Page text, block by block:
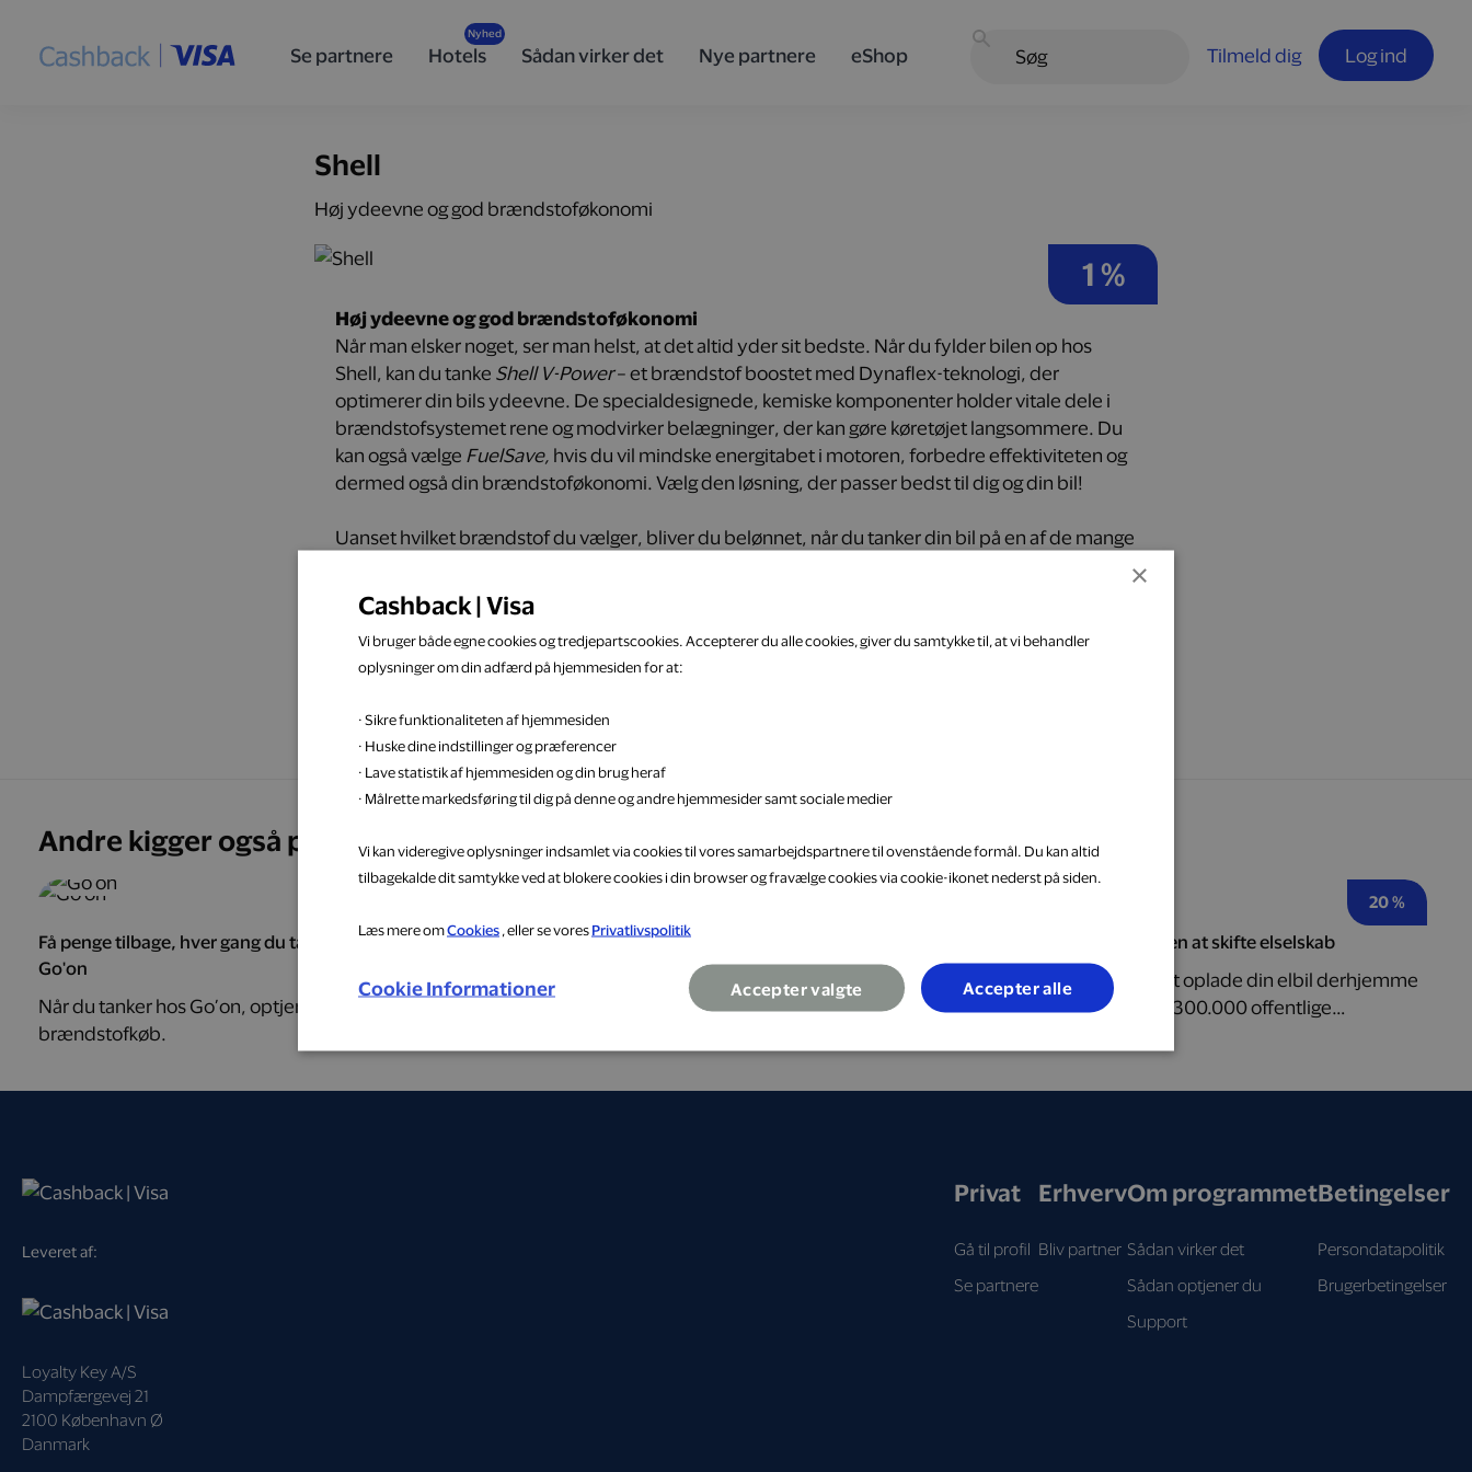
Se partnere Hotels Sådan virker det Nye partnere eShop Tilmeld dig Log ind
Shell
Høj ydeevne og god brændstoføkonomi
1 %
Høj ydeevne og god brændstoføkonomi
Når man elsker noget, ser man helst, at det altid yder sit bedste. Når du fylder bilen op hos
Shell, kan du tanke Shell V-Power– et brændstof boostet med Dynaflex-teknologi, der
optimerer din bils ydeevne. De specialdesignede, kemiske komponenter holder vitale dele i
brændstofsystemet rene og modvirker belægninger, der kan gøre køretøjet langsommere. Du
kan også vælge FuelSave, hvis du vil mindske energitabet i motoren, forbedre effektiviteten og
dermed også din brændstoføkonomi. Vælg den løsning, der passer bedst til dig og din bil!
Uanset hvilket brændstof du vælger, bliver du belønnet, når du tanker din bil på en af de mange
Find din nærmeste Shell
Andre kigger også på
Få penge tilbage, hver gang du tanker brændstof hos
Go'on
Når du tanker hos Go’on, optjener du 1 % af dit
brændstofkøb.
Danmarks bedste dæk- og autoservice
Dækpartner er 100 % danskejet med 23 centre fordelt
20 %
Komplet ladeløsning uden at skifte elselskab
Med Looad kan du nemt oplade din elbil derhjemme
eller benytte mere end 300.000 offentlige
Leveret af:
Loyalty Key A/S
Dampfærgevej 21
2100 København Ø
Danmark
Privat
Gå til profil
Se partnere
Erhverv
Bliv partner
Om programmet
Sådan virker det
Sådan optjener du
Support
Betingelser
Persondatapolitik
Brugerbetingelser
×
Cashback | Visa
Vi bruger både egne cookies og tredjepartscookies. Accepterer du alle cookies, giver du samtykke til, at vi behandler
oplysninger om din adfærd på hjemmesiden for at:
· Sikre funktionaliteten af hjemmesiden
· Huske dine indstillinger og præferencer
· Lave statistik af hjemmesiden og din brug heraf
· Målrette markedsføring til dig på denne og andre hjemmesider samt sociale medier
Vi kan videregive oplysninger indsamlet via cookies til vores samarbejdspartnere til ovenstående formål. Du kan altid
tilbagekalde dit samtykke ved at blokere cookies i din browser og fravælge cookies via cookie-ikonet nederst på siden.
Læs mere omCookies , eller se vores Privatlivspolitik
Accepter alle
Accepter valgte
Cookie Informationer